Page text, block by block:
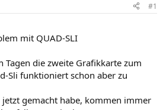
#1
mit QUAD-SLI
Tagen die zweite Grafikkarte zum
Sli funktioniert schon aber zu
jetzt gemacht habe, kommen immer